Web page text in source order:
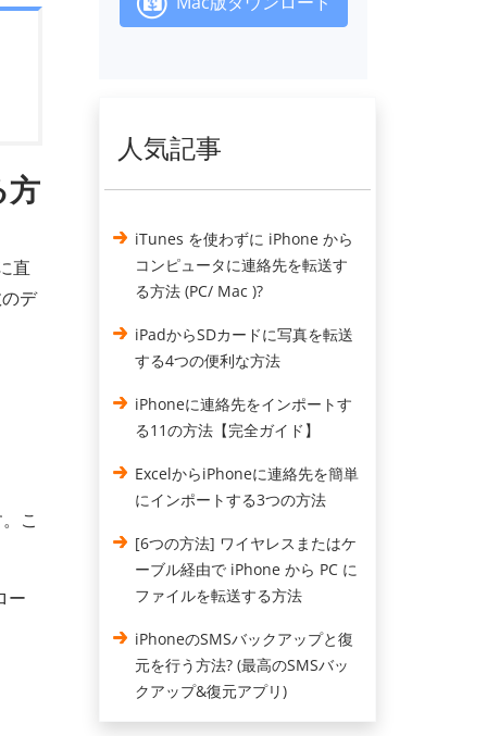
方
直
デ
こ
ー
人気記事
iTunes を使わずに iPhone から
コンピュータに連絡先を転送す
る方法 (PC/ Mac )?
iPadからSDカードに写真を転送
する4つの便利な方法
iPhoneに連絡先をインポートす
る1​​1の方法【完全ガイド】
ExcelからiPhoneに連絡先を簡単
にインポートする3つの方法
[6つの方法] ワイヤレスまたはケ
ーブル経由で iPhone から PC に
ファイルを転送する方法
iPhoneのSMSバックアップと復
元を行う方法? (最高のSMSバッ
クアップ&復元アプリ)